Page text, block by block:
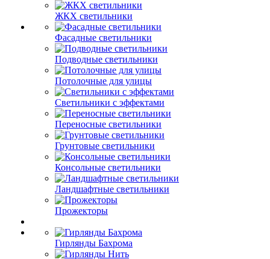
ЖКХ светильники
Фасадные светильники
Подводные светильники
Потолочные для улицы
Светильники с эффектами
Переносные светильники
Грунтовые светильники
Консольные светильники
Ландшафтные светильники
Прожекторы
Гирлянды Бахрома